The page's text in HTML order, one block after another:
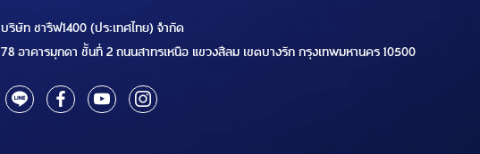
บริษัท ชารีฟ1400 (ประเทศไทย) จำกัด
78 อาคารมุกดา ชั้นที่ 2 ถนนสาทรเหนือ แขวงสีลม เขตบางรัก กรุงเทพมหานคร 10500